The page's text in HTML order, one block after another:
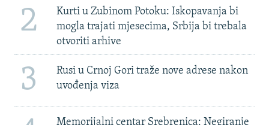
2
Kurti u Zubinom Potoku: Iskopavanja bi
mogla trajati mjesecima, Srbija bi trebala
otvoriti arhive
3
Rusi u Crnoj Gori traže nove adrese nakon
uvođenja viza
Memorijalni centar Srebrenica: Negiranje